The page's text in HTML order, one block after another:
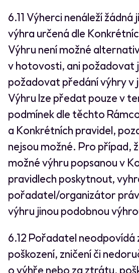
6.11 Výherci nenáleží žádná
výhra určená dle
Výhru není možné
v hotovosti, ani požadovat
požadovat předání výhry v
Výhru lze předat pouze v
podmínek dle těchto
a Konkrétních pravidel,
nejsou možné. Pro případ,
možné výhru popsanou v
pravidlech poskytnout,
pořadatel/organizátor
výhru jinou podobnou
6.12 Pořadatel neodpovídá
poškození, zničení či